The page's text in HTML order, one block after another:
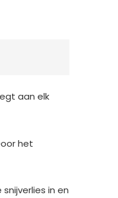
aan elk
het
in en